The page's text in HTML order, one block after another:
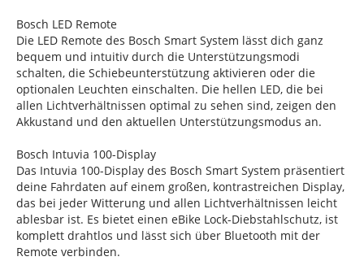
Bosch LED Remote
Die LED Remote des Bosch Smart System lässt dich ganz
bequem und intuitiv durch die Unterstützungsmodi
schalten, die Schiebeunterstützung aktivieren oder die
optionalen Leuchten einschalten. Die hellen LED, die bei
allen Lichtverhältnissen optimal zu sehen sind, zeigen den
Akkustand und den aktuellen Unterstützungsmodus an.
Bosch Intuvia 100-Display
Das Intuvia 100-Display des Bosch Smart System präsentiert
deine Fahrdaten auf einem großen, kontrastreichen Display,
das bei jeder Witterung und allen Lichtverhältnissen leicht
ablesbar ist. Es bietet einen eBike Lock-Diebstahlschutz, ist
komplett drahtlos und lässt sich über Bluetooth mit der
Remote verbinden.